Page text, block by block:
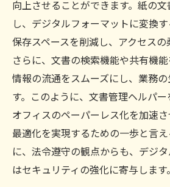
向上させることができます。紙の
し、デジタルフォーマットに変換
保存スペースを削減し、アクセスの
さらに、文書の検索機能や共有機能
情報の流通をスムーズにし、業務
す。このように、文書管理ヘルパー
オフィスのペーパーレス化を加速
最適化を実現するための一歩と言
に、法令遵守の観点からも、デジ
はセキュリティの強化に寄与します。